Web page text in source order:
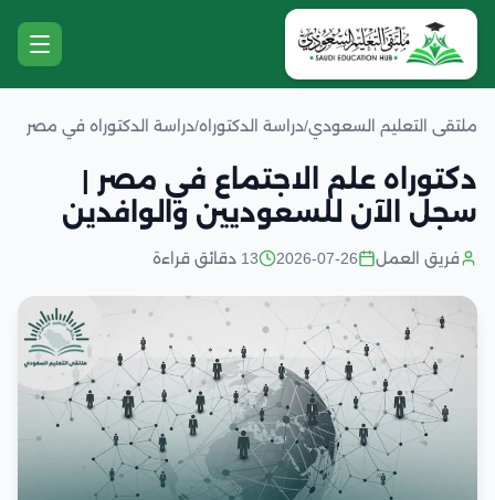
ملتقى التعليم السعودي/دراسة الدكتوراه/دراسة الدكتوراه في مصر
دكتوراه علم الاجتماع في مصر |
سجل الآن للسعوديين والوافدين
فريق العمل 2026-07-26 13 دقائق قراءة